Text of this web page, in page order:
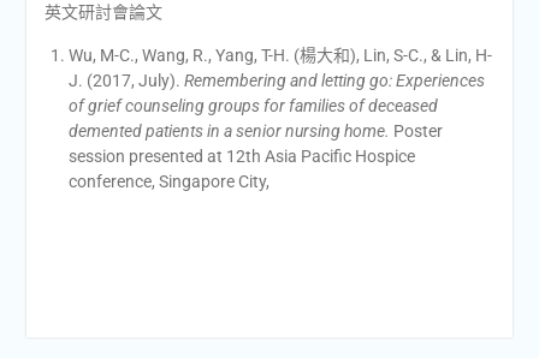
英文研討會論文
Wu, M-C., Wang, R., Yang, T-H. (楊大和), Lin, S-C., & Lin, H-
J. (2017, July). Remembering and letting go: Experiences
of grief counseling groups for families of deceased
demented patients in a senior nursing home. Poster
session presented at 12th Asia Pacific Hospice
conference, Singapore City,